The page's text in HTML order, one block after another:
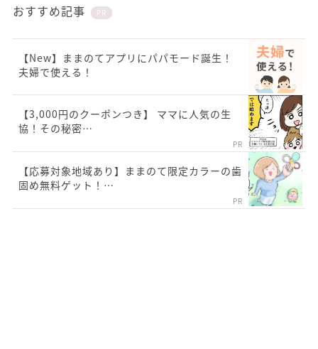
おすすめ記事 PR
【New】ままのてアプリにパパモード誕生！
夫婦で使える！
【3,000円のクーポンつき】 ママに人気の生
協！その秘密…
PR
【応募対象地域あり】ままのて限定カラーの歯
固め無料ゲット！…
PR